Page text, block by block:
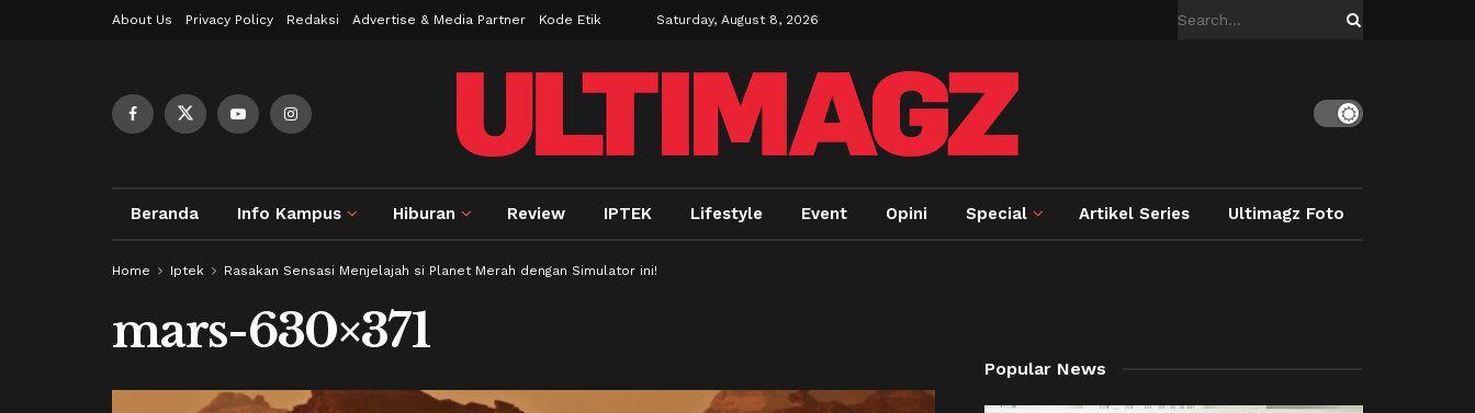
About Us Privacy Policy Redaksi Advertise & Media Partner Kode Etik Saturday, August 8, 2026
Beranda Info Kampus Hiburan Review IPTEK Lifestyle Event Opini Special Artikel Series Ultimagz Foto
Home Iptek Rasakan Sensasi Menjelajah si Planet Merah dengan Simulator ini!
mars-630×371
Popular News